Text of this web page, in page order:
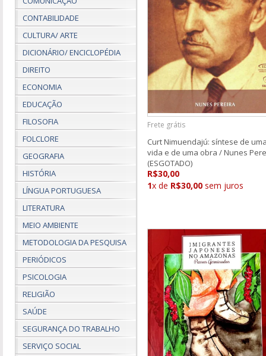
CONTABILIDADE
CULTURA/ ARTE
DICIONÁRIO/ ENCICLOPÉDIA
DIREITO
ECONOMIA
EDUCAÇÃO
FILOSOFIA
FOLCLORE
GEOGRAFIA
HISTÓRIA
LÍNGUA PORTUGUESA
LITERATURA
MEIO AMBIENTE
METODOLOGIA DA PESQUISA
PERIÓDICOS
PSICOLOGIA
RELIGIÃO
SAÚDE
SEGURANÇA DO TRABALHO
SERVIÇO SOCIAL
Frete grátis
Curt Nimuendajú: síntese de
vida e de uma obra / Nunes
(ESGOTADO)
R$30,00
1x de R$30,00 sem juros